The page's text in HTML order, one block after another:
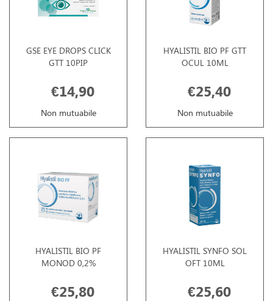
GSE EYE DROPS CLICK
GTT 10PIP
€14,90
Non mutuabile
HYALISTIL BIO PF GTT
OCUL 10ML
€25,40
Non mutuabile
HYALISTIL BIO PF
MONOD 0,2%
€25,80
HYALISTIL SYNFO SOL
OFT 10ML
€25,60